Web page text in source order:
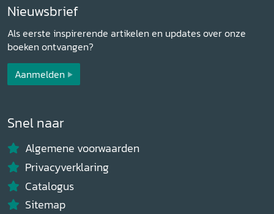
Nieuwsbrief
Als eerste inspirerende artikelen en updates over onze
boeken ontvangen?
Aanmelden
Snel naar
Algemene voorwaarden
Privacyverklaring
Catalogus
Sitemap